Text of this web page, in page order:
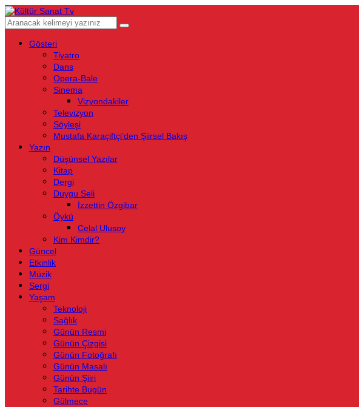
Gösteri
Tiyatro
Dans
Opera-Bale
Sinema
Vizyondakiler
Televizyon
Söyleşi
Mustafa Karaçiftçi’den Şiirsel Bakış
Yazın
Düşünsel Yazılar
Kitap
Dergi
Duygu Seli
İzzettin Özgibar
Öykü
Celal Ulusoy
Kim Kimdir?
Güncel
Etkinlik
Müzik
Sergi
Yaşam
Teknoloji
Sağlık
Günün Resmi
Günün Çizgisi
Günün Fotoğrafı
Günün Masalı
Günün Şiiri
Tarihte Bugün
Gülmece